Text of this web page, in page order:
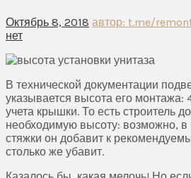
Октябрь 8, 2018 автор: t.me/
нет
В технической документации
указывается высота его монтажа:
учета крышки. То есть строитель
необходимую высоту: возможно, в
стяжки он добавит к
столько же убавит.